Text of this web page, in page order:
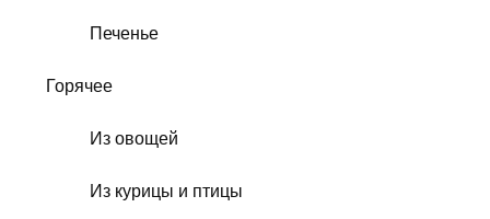
Печенье
Горячее
Из овощей
Из курицы и птицы